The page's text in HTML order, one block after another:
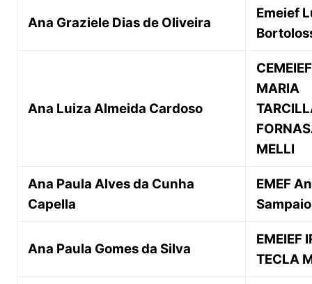
Ana Graziele Dias de Oliveira
Emeief
Ana Luiza Almeida Cardoso
CEMEIEF
MARIA
MELLI
Ana Paula Alves da Cunha
Capella
EMEF
Sampaio
Ana Paula Gomes da Silva
EMEIEF
TECLA